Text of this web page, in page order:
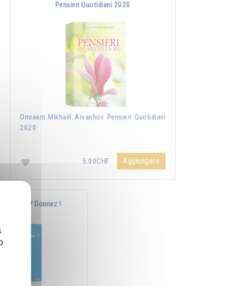
Pensieri Quotidiani 2020
Omraam Mikhaël Aïvanhov Pensieri Quotidiani
2020
5.00CHF Aggiungere
enrichir ? Donnez !